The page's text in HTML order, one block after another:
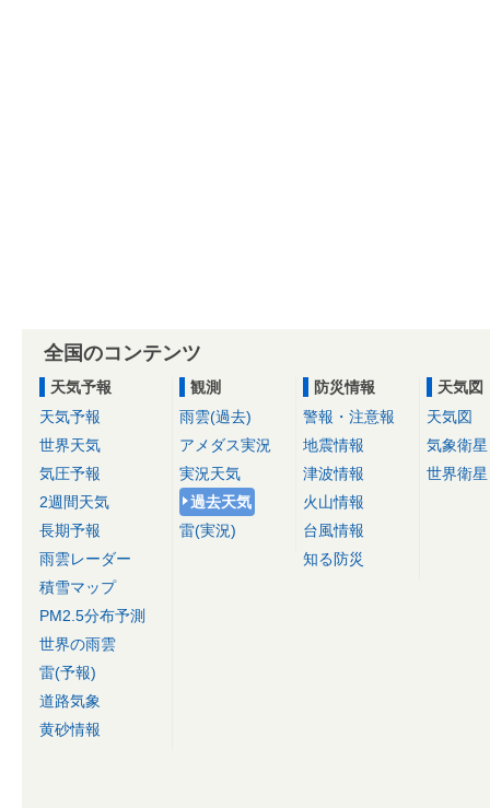
全国のコンテンツ
天気予報
天気予報
世界天気
気圧予報
2週間天気
長期予報
雨雲レーダー
積雪マップ
PM2.5分布予測
世界の雨雲
雷(予報)
道路気象
黄砂情報
観測
雨雲(過去)
アメダス実況
実況天気
過去天気
雷(実況)
防災情報
警報・注意報
地震情報
津波情報
火山情報
台風情報
知る防災
天気図
天気図
気象衛星
世界衛星